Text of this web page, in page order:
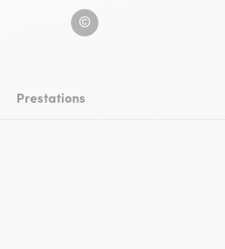
Can Pla
Prestations